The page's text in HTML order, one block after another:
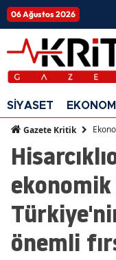
06 Ağustos 2026
SİYASET EKONOMİ
Gazete Kritik
önemli